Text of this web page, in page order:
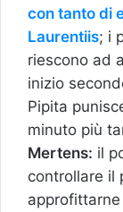
con tanto di
Laurentiis; i
riescono ad
inizio
Pipita
minuto più
Mertens: il
controllare il